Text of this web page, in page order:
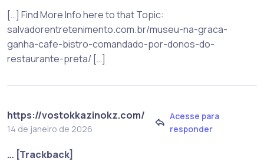
[…] Find More Info here to that Topic:
salvadorentretenimento.com.br/museu-na-graca-
ganha-cafe-bistro-comandado-por-donos-do-
restaurante-preta/ […]
https://vostokkazinokz.com/
14 de janeiro de 2026
Acesse para
responder
… [Trackback]